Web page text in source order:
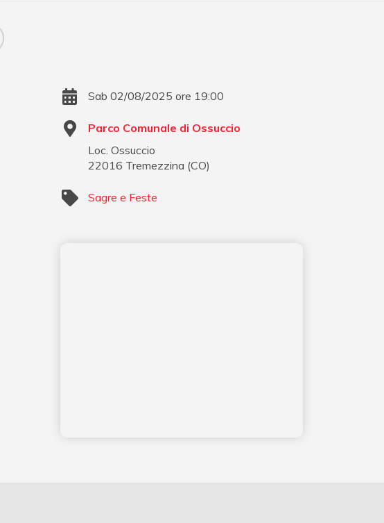
Sab 02/08/2025 ore 19:00
Parco Comunale di Ossuccio
Loc. Ossuccio
22016 Tremezzina (CO)
Sagre e Feste